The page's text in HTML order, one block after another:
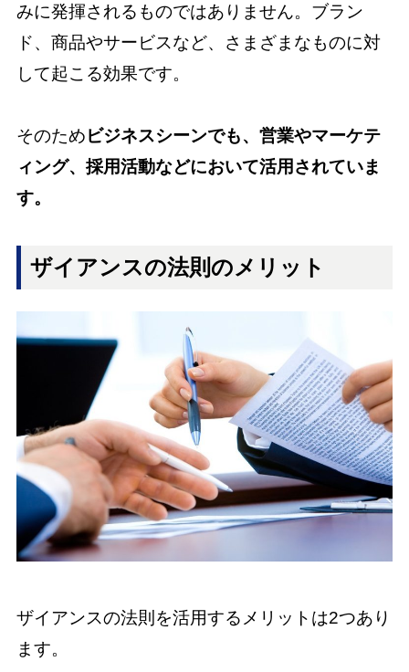
みに発揮されるものではありません。ブラン
ド、商品やサービスなど、さまざまなものに対
して起こる効果です。
そのためビジネスシーンでも、営業やマーケテ
ィング、採用活動などにおいて活用されていま
す。
ザイアンスの法則のメリット
ザイアンスの法則を活用するメリットは2つあり
ます。